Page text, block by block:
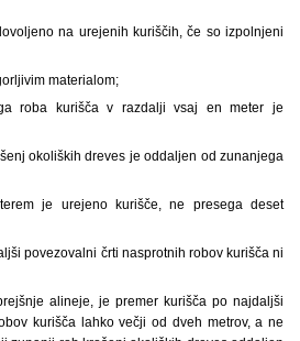
na urejenih kuriščih, če so izpolnjeni
materialom;
roba kurišča v razdalji vsaj en meter je
okoliških dreves je oddaljen od zunanjega
je urejeno kurišče, ne presega deset
povezovalni črti nasprotnih robov kurišča ni
alineje, je premer kurišča po najdaljši
kurišča lahko večji od dveh metrov, a ne